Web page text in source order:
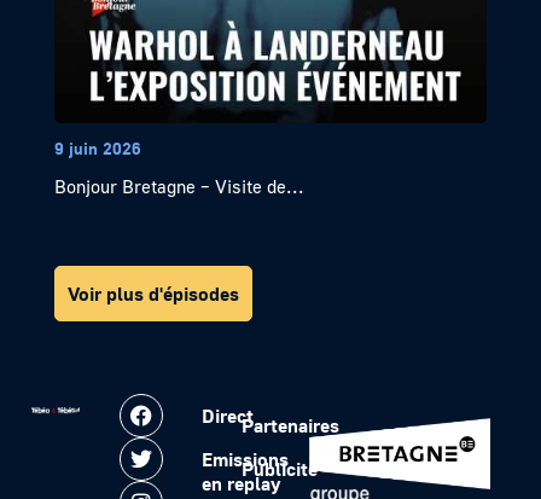
9 juin 2026
Bonjour Bretagne – Visite de...
Voir plus d'épisodes
Direct
Emissions
en replay
Partenaires
Publicité